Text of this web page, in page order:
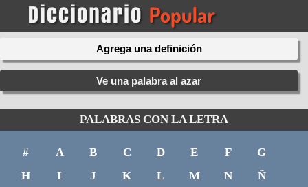
Agrega una definición
Ve una palabra al azar
PALABRAS CON LA LETRA
# A B C D E F
G
H
I J K L M N
Ñ